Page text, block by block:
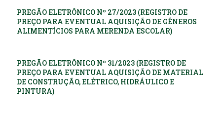
PREGÃO ELETRÔNICO Nº 27/2023 (REGISTRO DE
PREÇO PARA EVENTUAL AQUISIÇÃO DE GÊNEROS
ALIMENTÍCIOS PARA MERENDA ESCOLAR)
PREGÃO ELETRÔNICO Nº 31/2023 (REGISTRO DE
PREÇO PARA EVENTUAL AQUISIÇÃO DE MATERIAL
DE CONSTRUÇÃO, ELÉTRICO, HIDRÁULICO E
PINTURA)